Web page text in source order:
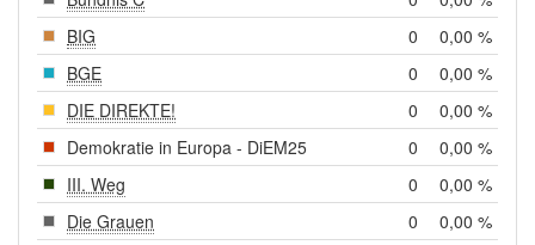
BIG
0
0,00 %
BGE
0
0,00 %
DIE DIREKTE!
0
0,00 %
Demokratie in Europa - DiEM25
0
0,00 %
III. Weg
0
0,00 %
Die Grauen
0
0,00 %